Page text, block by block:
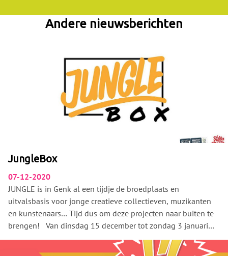
Andere nieuwsberichten
JungleBox
07-12-2020
JUNGLE is in Genk al een tijdje de broedplaats en
uitvalsbasis voor jonge creatieve collectieven, muzikanten
en kunstenaars… Tijd dus om deze projecten naar buiten te
brengen! Van dinsdag 15 december tot zondag 3 januari
plaatsen we op het pleintje tussen Shopping 1 & 2 onze
JungleBox !